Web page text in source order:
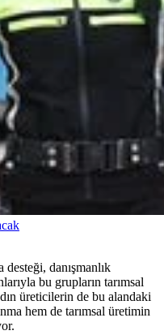
danışmanlık
bu grupların tarımsal
üreticilerin de bu alandaki
hem de tarımsal üretimin